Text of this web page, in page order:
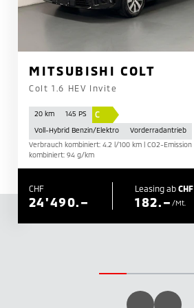
MITSUBISHI COLT
Colt 1.6 HEV Invite
20 km 145 PS C
Voll-Hybrid Benzin/Elektro
Vorderradantrieb
Verbrauch kombiniert: 4.2 l/100 km | CO2-Emission
kombiniert: 94 g/km
CHF
24'490.–
Leasing ab CHF
182.– /Mt.